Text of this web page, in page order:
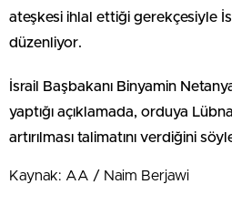
ateşkesi ihlal ettiği gerekçesiyle
düzenliyor.
İsrail Başbakanı Binyamin
yaptığı açıklamada, orduya
artırılması talimatını verdiğini
Kaynak: AA / Naim Berjawi